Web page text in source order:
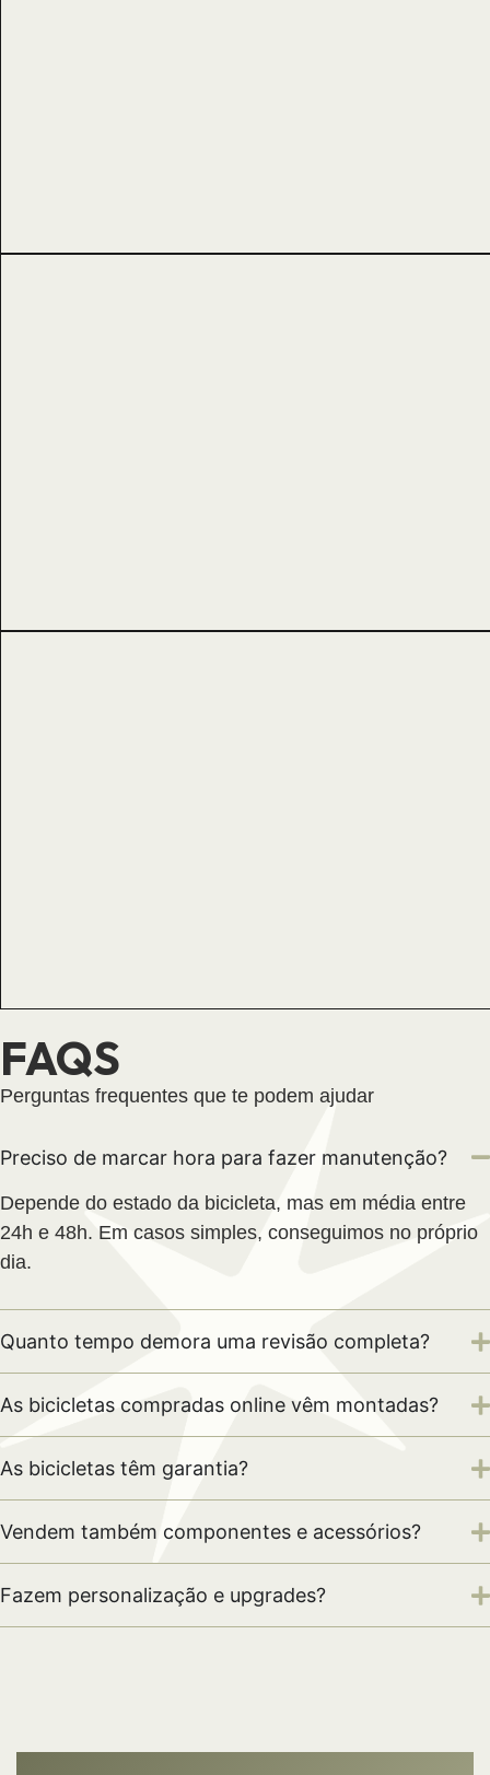
FAQS
Perguntas frequentes que te podem ajudar
Preciso de marcar hora para fazer manutenção?
Depende do estado da bicicleta, mas em média entre
24h e 48h. Em casos simples, conseguimos no próprio
dia.
Quanto tempo demora uma revisão completa?
As bicicletas compradas online vêm montadas?
As bicicletas têm garantia?
Vendem também componentes e acessórios?
Fazem personalização e upgrades?